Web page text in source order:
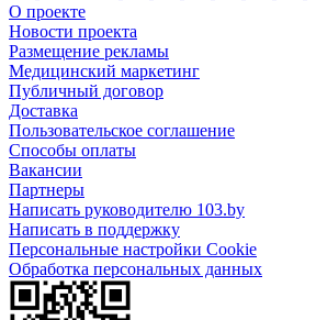
О проекте
Новости проекта
Размещение рекламы
Медицинский маркетинг
Публичный договор
Доставка
Пользовательское соглашение
Способы оплаты
Вакансии
Партнеры
Написать руководителю 103.by
Написать в поддержку
Персональные настройки Cookie
Обработка персональных данных